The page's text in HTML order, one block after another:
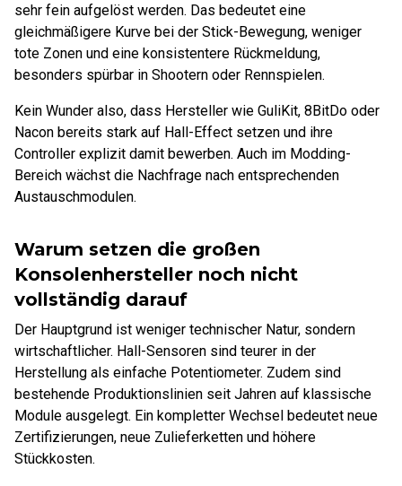
sehr fein aufgelöst werden. Das bedeutet eine
gleichmäßigere Kurve bei der Stick-Bewegung, weniger
tote Zonen und eine konsistentere Rückmeldung,
besonders spürbar in Shootern oder Rennspielen.
Kein Wunder also, dass Hersteller wie GuliKit, 8BitDo oder
Nacon bereits stark auf Hall-Effect setzen und ihre
Controller explizit damit bewerben. Auch im Modding-
Bereich wächst die Nachfrage nach entsprechenden
Austauschmodulen.
Warum setzen die großen
Konsolenhersteller noch nicht
vollständig darauf
Der Hauptgrund ist weniger technischer Natur, sondern
wirtschaftlicher. Hall-Sensoren sind teurer in der
Herstellung als einfache Potentiometer. Zudem sind
bestehende Produktionslinien seit Jahren auf klassische
Module ausgelegt. Ein kompletter Wechsel bedeutet neue
Zertifizierungen, neue Zulieferketten und höhere
Stückkosten.